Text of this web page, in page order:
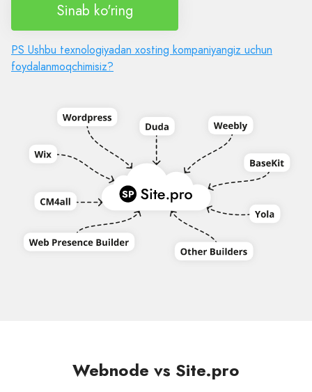
Sinab ko'ring
PS Ushbu texnologiyadan xosting kompaniyangiz uchun
foydalanmoqchimisiz?
Webnode vs Site.pro